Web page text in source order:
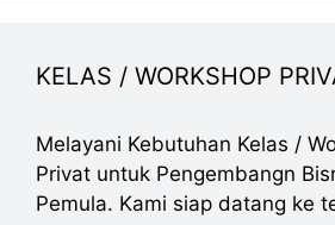
KELAS / WORKSHOP
Melayani Kebutuhan Kelas /
Privat untuk Pengembangn
Pemula. Kami siap datang ke